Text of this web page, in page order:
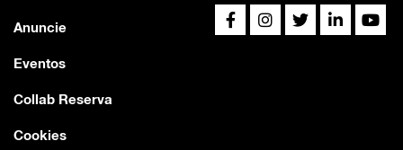
Anuncie
Eventos
Collab Reserva
Cookies